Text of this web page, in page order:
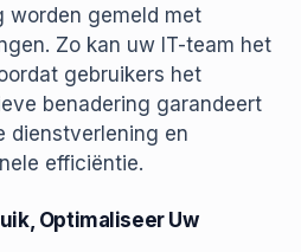
worden gemeld met
Zo kan uw IT-team het
gebruikers het
benadering garandeert
dienstverlening en
efficiëntie.
Optimaliseer Uw